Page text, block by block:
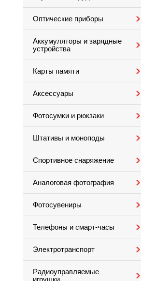
Оптические приборы
Аккумуляторы и зарядные
устройства
Карты памяти
Аксессуары
Фотосумки и рюкзаки
Штативы и моноподы
Спортивное снаряжение
Аналоговая фотография
Фотосувениры
Телефоны и смарт-часы
Электротранспорт
Радиоуправляемые